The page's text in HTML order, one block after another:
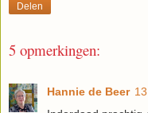
Delen
5 opmerkingen:
Hannie de Beer